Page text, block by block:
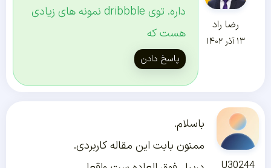
رضا راد
۱۳ آذر ۱۴۰۲
داره. توی dribbble نمونه های زیادی
هست که
پاسخ دادن
باسلام.
ممنون بابت این مقاله کاربردی.